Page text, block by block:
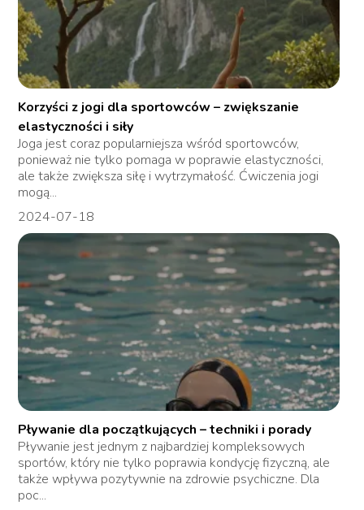
Korzyści z jogi dla sportowców – zwiększanie
elastyczności i siły
Joga jest coraz popularniejsza wśród sportowców,
ponieważ nie tylko pomaga w poprawie elastyczności,
ale także zwiększa siłę i wytrzymałość. Ćwiczenia jogi
mogą...
2024-07-18
Pływanie dla początkujących – techniki i porady
Pływanie jest jednym z najbardziej kompleksowych
sportów, który nie tylko poprawia kondycję fizyczną, ale
także wpływa pozytywnie na zdrowie psychiczne. Dla
poc...